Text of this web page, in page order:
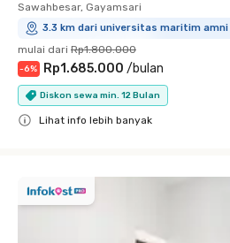
Sawahbesar, Gayamsari
3.3 km dari universitas maritim
mulai dari Rp1.800.000
-6% Rp1.685.000 /bulan
Diskon sewa min. 12 Bulan
Lihat info lebih banyak